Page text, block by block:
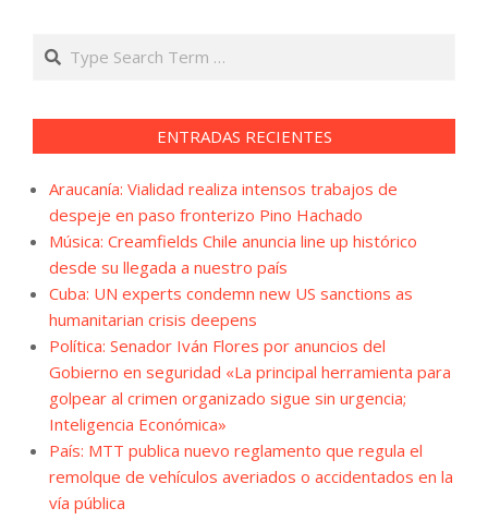
Search
ENTRADAS RECIENTES
Araucanía: Vialidad realiza intensos trabajos de
despeje en paso fronterizo Pino Hachado
Música: Creamfields Chile anuncia line up histórico
desde su llegada a nuestro país
Cuba: UN experts condemn new US sanctions as
humanitarian crisis deepens
Política: Senador Iván Flores por anuncios del
Gobierno en seguridad «La principal herramienta para
golpear al crimen organizado sigue sin urgencia;
Inteligencia Económica»
País: MTT publica nuevo reglamento que regula el
remolque de vehículos averiados o accidentados en la
vía pública